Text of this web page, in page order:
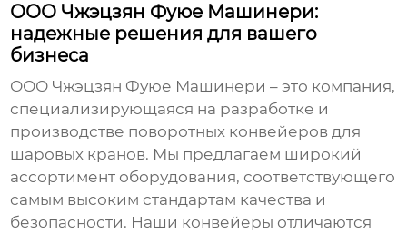
ООО Чжэцзян Фуюе Машинери:
надежные решения для вашего
бизнеса
ООО Чжэцзян Фуюе Машинери – это компания,
специализирующаяся на разработке и
производстве поворотных конвейеров для
шаровых кранов. Мы предлагаем широкий
ассортимент оборудования, соответствующего
самым высоким стандартам качества и
безопасности. Наши конвейеры отличаются